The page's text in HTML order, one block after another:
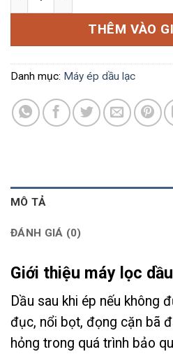
THÊM VÀO
Danh mục: Máy ép dầu lạc
MÔ TẢ
ĐÁNH GIÁ (0)
Giới thiệu máy lọc
Dầu sau khi ép nếu không
đục, nổi bọt, đọng cặn bã
hỏng trong quá trình bảo